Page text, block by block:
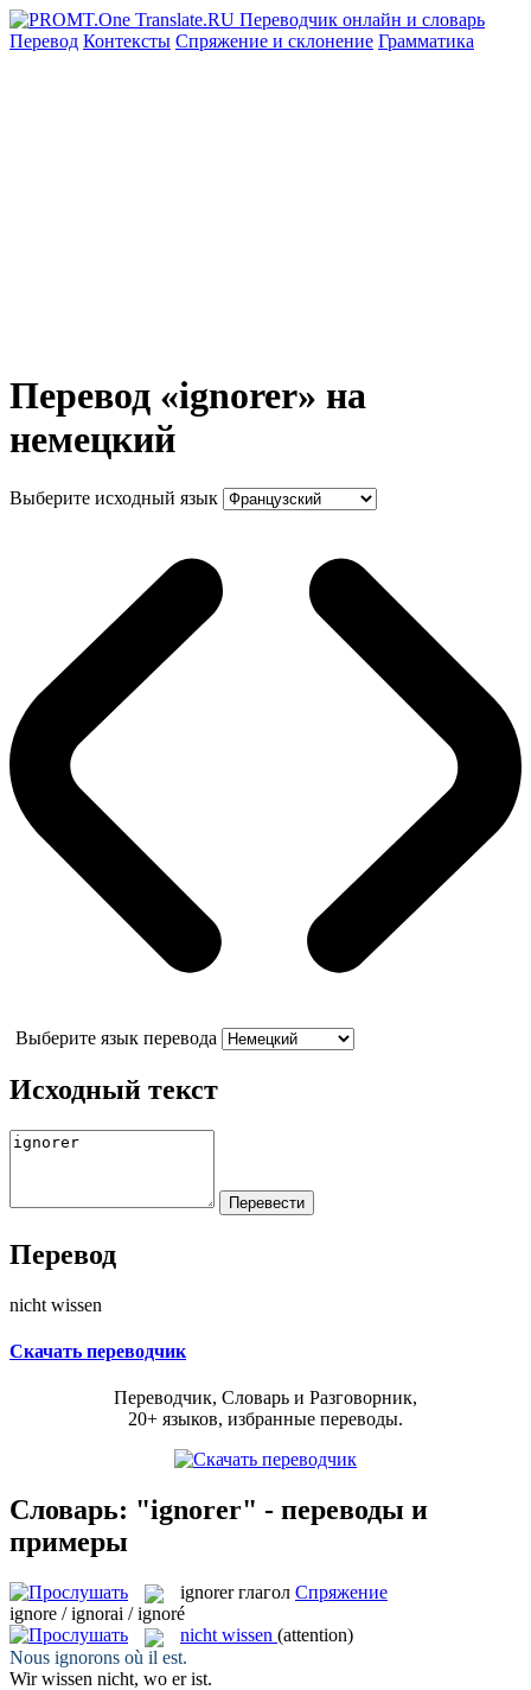
Перевод Контексты Спряжение и склонение Грамматика
Перевод «ignorer» на
немецкий
Выберите исходный язык
Выберите язык перевода
Исходный текст
Перевод
nicht wissen
Скачать переводчик
Переводчик, Словарь и Разговорник,
20+ языков, избранные переводы.
Словарь: "ignorer" - переводы и
примеры
ignorer глагол Спряжение
ignore / ignorai / ignoré
nicht wissen (attention)
Nous ignorons où il est.
Wirwissen nicht, wo er ist.